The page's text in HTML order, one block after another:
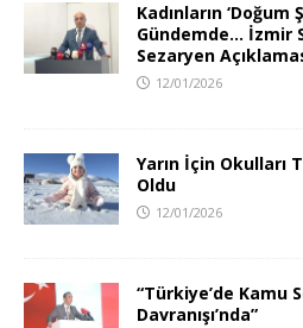
Kadınların ‘Doğum
Gündemde… İzmir
Sezaryen
12/01/2026
Yarın İçin Okulları
Oldu
12/01/2026
“Türkiye’de Kamu
Davranışı’nda”